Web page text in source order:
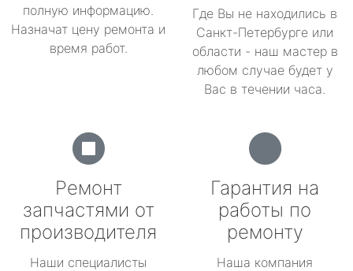
полную информацию.
Назначат цену ремонта и
время работ.
Где Вы не находились в
Санкт-Петербурге или
области - наш мастер в
любом случае будет у
Вас в течении часа.
Ремонт
запчастями от
производителя
Наши специалисты
Гарантия на
работы по
ремонту
Наша компания